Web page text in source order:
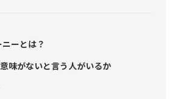
ーとは？
味がないと言う人がいるか